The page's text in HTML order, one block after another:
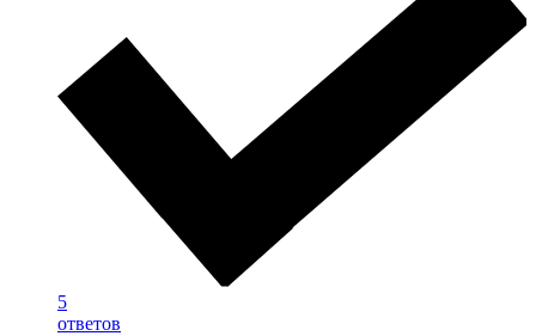
5
ответов